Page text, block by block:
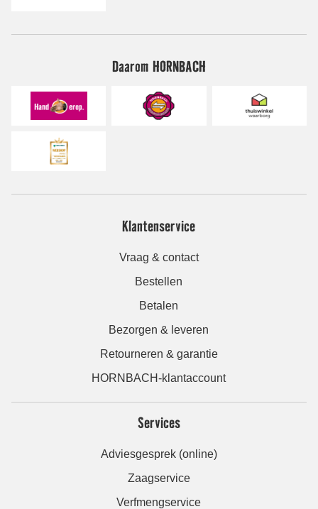
Daarom HORNBACH
Klantenservice
Vraag & contact
Bestellen
Betalen
Bezorgen & leveren
Retourneren & garantie
HORNBACH-klantaccount
Services
Adviesgesprek (online)
Zaagservice
Verfmengservice